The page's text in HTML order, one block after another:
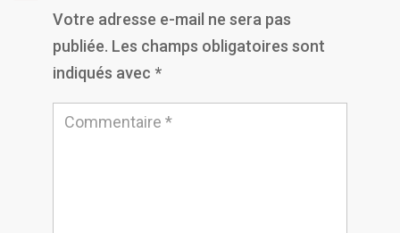
Votre adresse e-mail ne sera pas
publiée. Les champs obligatoires sont
indiqués avec *